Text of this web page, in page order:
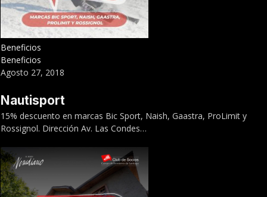
Beneficios
Beneficios
Agosto 27, 2018
Nautisport
15% descuento en marcas Bic Sport, Naish, Gaastra, ProLimit y
Rossignol. Dirección Av. Las Condes…